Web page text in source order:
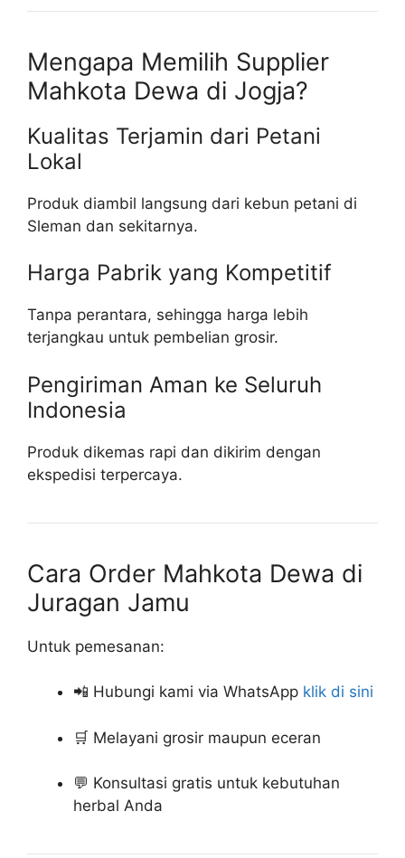
Mengapa Memilih Supplier
Mahkota Dewa di Jogja?
Kualitas Terjamin dari Petani
Lokal
Produk diambil langsung dari kebun petani di
Sleman dan sekitarnya.
Harga Pabrik yang Kompetitif
Tanpa perantara, sehingga harga lebih
terjangkau untuk pembelian grosir.
Pengiriman Aman ke Seluruh
Indonesia
Produk dikemas rapi dan dikirim dengan
ekspedisi terpercaya.
Cara Order Mahkota Dewa di
Juragan Jamu
Untuk pemesanan:
📲 Hubungi kami via WhatsApp klik di sini
🛒 Melayani grosir maupun eceran
💬 Konsultasi gratis untuk kebutuhan
herbal Anda